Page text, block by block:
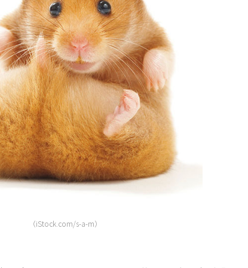
（iStock.com/s-a-m）